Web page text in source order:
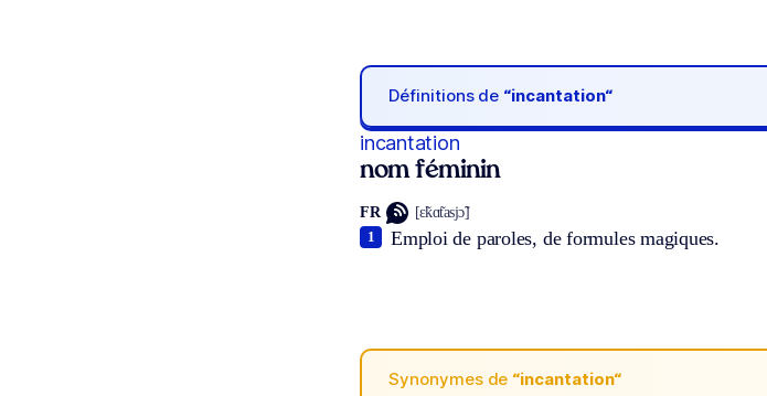
Définitions de “incantation“
incantation
nom féminin
FR [ɛ̃kɑ̃tasjɔ̃]
Emploi de paroles, de formules magiques.
1
Synonymes de “incantation“